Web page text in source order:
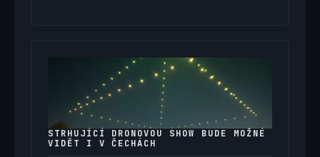
STRHUJÍCÍ DRONOVOU SHOW BUDE MOŽNÉ
VIDĚT I V ČECHÁCH